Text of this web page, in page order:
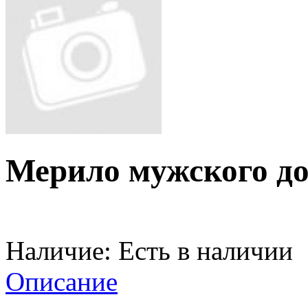
Мерило мужского
Наличие: Есть в наличии
Описание